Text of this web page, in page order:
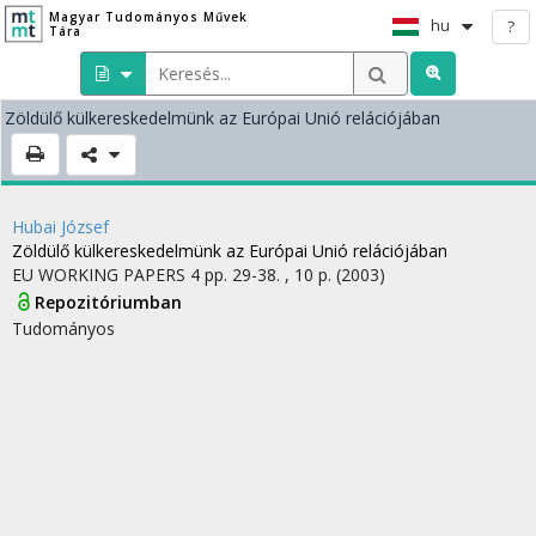
Magyar Tudományos Művek
Tára
hu ?
Zöldülő külkereskedelmünk az Európai Unió relációjában
Hubai József
Zöldülő külkereskedelmünk az Európai Unió relációjában
EU WORKING PAPERS 4 pp. 29-38. , 10 p. (2003)
Repozitóriumban
Tudományos